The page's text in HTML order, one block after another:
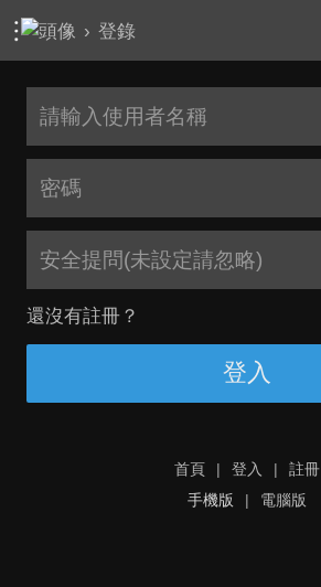
› 登錄
安全提問(未設定請忽略)
還沒有註冊？
登入
首頁 | 登入 |
註冊
手機版
| 電腦版